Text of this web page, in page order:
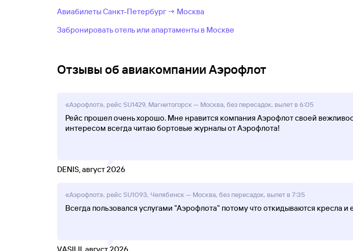
Авиабилеты Санкт-Петербург → Москва
Забронировать отель или апартаменты в Москве
Отзывы об авиакомпании Аэрофлот
«Аэрофлот», рейс SU1429, Магнитогорск — Москва, без пересадок, вылет в 6:05
Рейс прошел очень хорошо. Мне нравится компания Аэрофлот своей
интересом всегда читаю бортовые журналы от Аэрофлота!
DENIS, август 2026
«Аэрофлот», рейс SU1093, Челябинск — Москва, без пересадок, вылет в 7:35
Всегда пользовался услугами "Аэрофлота" потому что откидываются кресла и